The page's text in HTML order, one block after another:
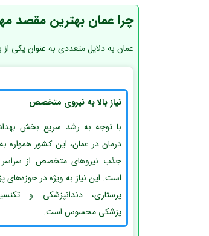
چرا عمان بهترین مقصد
عمان به دلایل متعددی به عنوان یکی
نیاز بالا به نیروی متخصص
با توجه به رشد سریع بخش
درمان در عمان، این کشور همواره
جذب نیروهای متخصص از
است. این نیاز به ویژه در حوزه‌های
پرستاری، دندانپزشکی و
پزشکی محسوس است.